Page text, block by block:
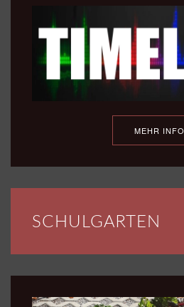
ROCK ON!
MEHR INFO
SCHULGARTEN